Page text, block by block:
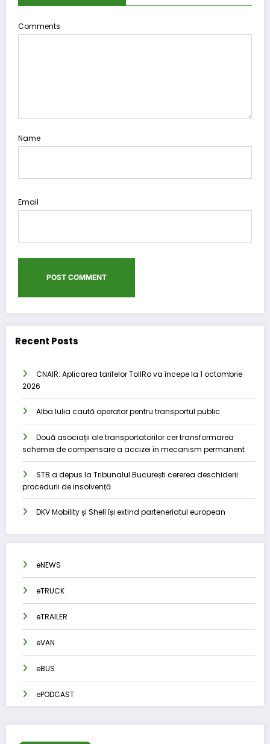
Comments
Name
Email
Recent Posts
CNAIR: Aplicarea tarifelor TollRo va începe la 1 octombrie
2026
Alba Iulia caută operator pentru transportul public
Două asociații ale transportatorilor cer transformarea
schemei de compensare a accizei în mecanism permanent
STB a depus la Tribunalul București cererea deschiderii
procedurii de insolvență
DKV Mobility și Shell își extind parteneriatul european
eNEWS
eTRUCK
eTRAILER
eVAN
eBUS
ePODCAST